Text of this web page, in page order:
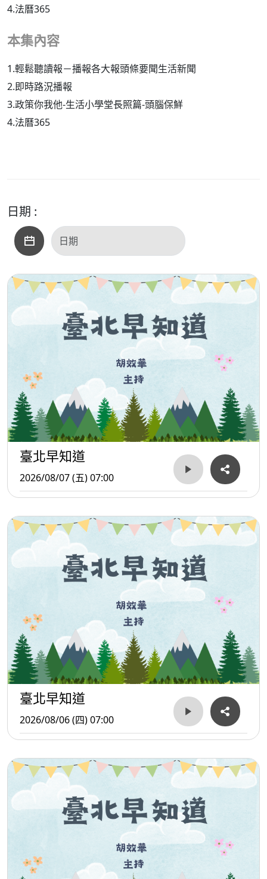
4.法曆365
本集內容
1.輕鬆聽讀報－播報各大報頭條要聞生活新聞
2.即時路況播報
3.政策你我他-生活小學堂長照篇-頭腦保鮮
4.法曆365
日期 :
臺北早知道
2026/08/07 (五) 07:00
臺北早知道
2026/08/06 (四) 07:00